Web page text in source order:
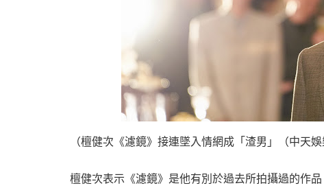
（檀健次《濾鏡》接連墜入情網成「渣男」（中天娛
檀健次表示《濾鏡》是他有別於過去所拍攝過的作